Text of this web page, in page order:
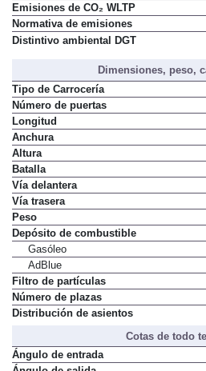
Emisiones de CO₂ WLTP
Normativa de emisiones
Distintivo ambiental DGT
Dimensiones, peso,
Tipo de Carrocería
Número de puertas
Longitud
Anchura
Altura
Batalla
Vía delantera
Vía trasera
Peso
Depósito de combustible
Gasóleo
AdBlue
Filtro de partículas
Número de plazas
Distribución de asientos
Cotas de todo
Ángulo de entrada